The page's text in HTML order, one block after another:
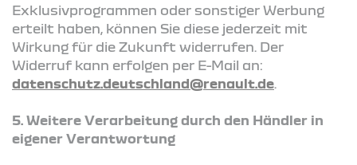
Exklusivprogrammen oder sonstiger Werbung
erteilt haben, können Sie diese jederzeit mit
Wirkung für die Zukunft widerrufen. Der
Widerruf kann erfolgen per E-Mail an:
datenschutz.deutschland@renault.de
5. Weitere Verarbeitung durch den Händler in
eigener Verantwortung